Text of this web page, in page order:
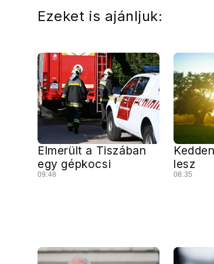
Ezeket is ajánljuk:
Elmerült a Tiszában
egy gépkocsi
09:48
lesz
08:35